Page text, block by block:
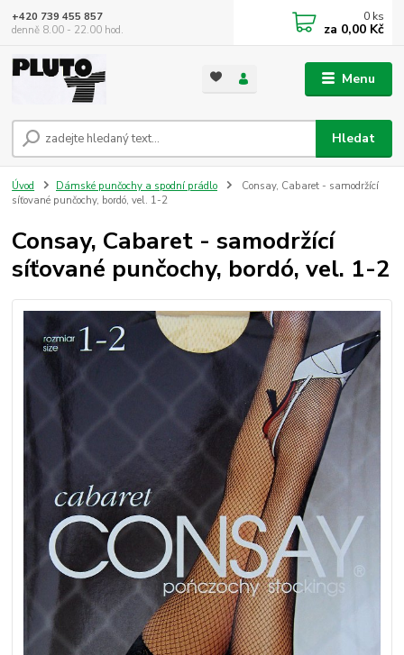
Menu
Hledat
+420 739 455 857
denně 8.00 - 22.00 hod.
0 ks
za 0,00 Kč
Úvod Dámské punčochy a spodní prádlo
Consay, Cabaret - samodržící
síťované punčochy, bordó, vel. 1-2
Consay, Cabaret - samodržící
síťované punčochy, bordó, vel. 1-2